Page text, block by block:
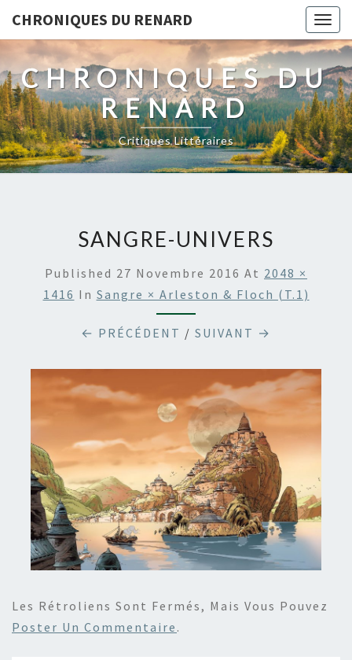
CHRONIQUES DU RENARD
CHRONIQUES DU
RENARD
Critiques Littéraires
SANGRE-UNIVERS
Published 27 Novembre 2016 At 2048 ×
1416 In Sangre × Arleston & Floch (T.1)
← PRÉCÉDENT / SUIVANT →
Les Rétroliens Sont Fermés, Mais Vous Pouvez
Poster Un Commentaire .